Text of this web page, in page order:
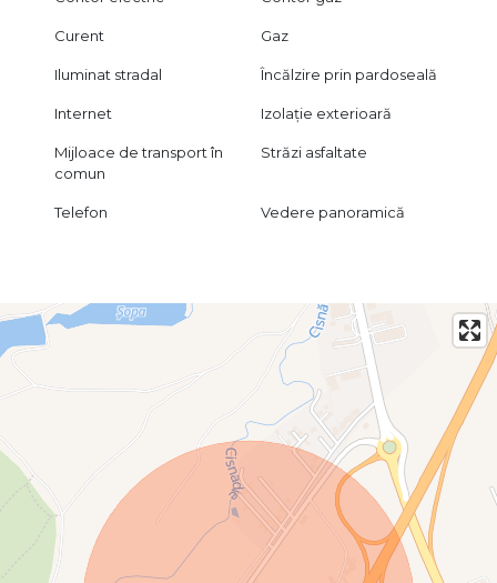
Curent Gaz
Iluminat stradal Încălzire prin pardoseală
Internet Izolație exterioară
Mijloace de transport în
comun
Străzi asfaltate
Telefon Vedere panoramică